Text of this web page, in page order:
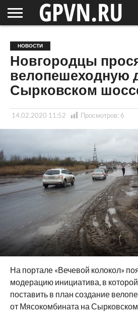
ОБЛАСТЬ
НОВОСТИ
СОСЕДЕЙ
РОССИЯ
/ МИР
СПЕЦПРОЕКТЫ
БЛОГ
СТАТЬИ
ФОТОРЕПОРТАЖИ
ИНТЕРВЬЮ
ОБЪЕКТЫ
ПОДБОРКИ
НОВОСТИ
Новгородцы
велопешеходную
Сырковском
14.02.2020 11:52 Просмотров: 6
На портале «Вечевой колокол»
модерацию инициатива, в
поставить в план создание
от Мясокомбината на